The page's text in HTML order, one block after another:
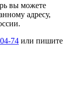
вы можете
адресу,
74 или пишите